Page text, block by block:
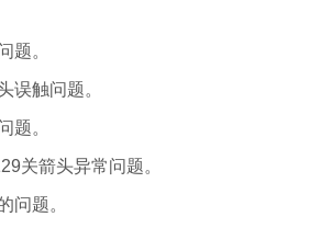
题。
误触问题。
题。
关箭头异常问题。
问题。